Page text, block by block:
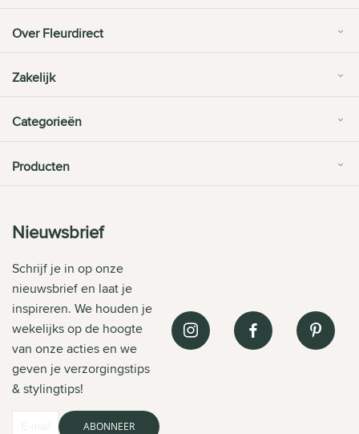
Over Fleurdirect
Zakelijk
Categorieën
Producten
Nieuwsbrief
Schrijf je in op onze
nieuwsbrief en laat je
inspireren. We houden je
wekelijks op de hoogte
van onze acties en we
geven je verzorgingstips
& stylingtips!
ABONNEER